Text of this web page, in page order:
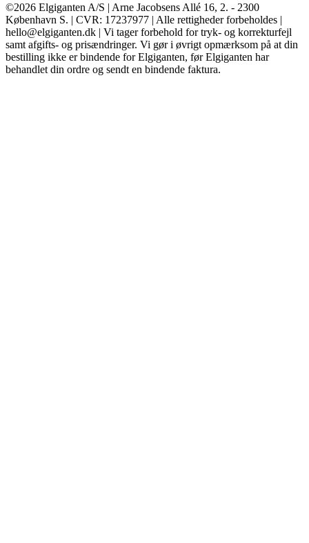
©2026 Elgiganten A/S | Arne Jacobsens Allé 16, 2. - 2300
København S. | CVR: 17237977 | Alle rettigheder forbeholdes |
hello@elgiganten.dk | Vi tager forbehold for tryk- og korrekturfejl
samt afgifts- og prisændringer. Vi gør i øvrigt opmærksom på at din
bestilling ikke er bindende for Elgiganten, før Elgiganten har
behandlet din ordre og sendt en bindende faktura.